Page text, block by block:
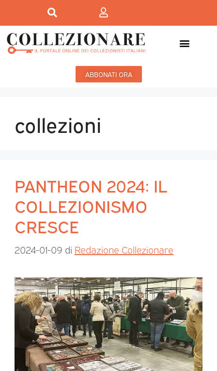
ABBONATI ORA
collezioni
PANTHEON 2024: IL
COLLEZIONISMO
CRESCE
2024-01-09 di Redazione Collezionare